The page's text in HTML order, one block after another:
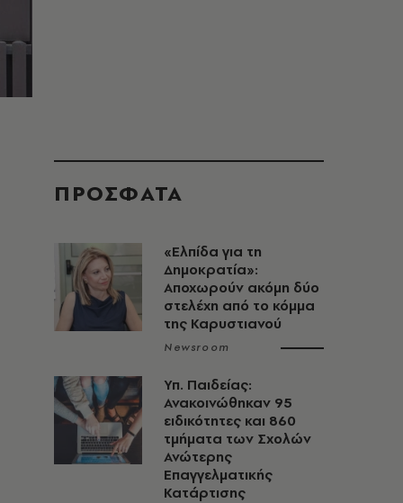
ΠΡΟΣΦΑΤΑ
«Ελπίδα για τη
Δημοκρατία»:
Αποχωρούν ακόμη δύο
στελέχη από το κόμμα
της Καρυστιανού
Newsroom
Υπ. Παιδείας:
Ανακοινώθηκαν 95
ειδικότητες και 860
τμήματα των Σχολών
Ανώτερης
Επαγγελματικής
Κατάρτισης